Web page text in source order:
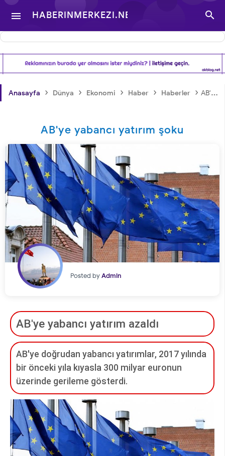
 HABERINMERKEZI.NET
- TÜRKIYE VE DÜNYA
GÜNDEMINDEN

Anasayfa › Dünya › Ekonomi › Haber › Haberler › AB'ye yabancı yatırım şoku
AB'ye yabancı yatırım şoku
Posted byAdmin
AB'ye yabancı yatırım azaldı
AB'ye doğrudan yabancı yatırımlar, 2017 yılında
bir önceki yıla kıyasla 300 milyar euronun
üzerinde gerileme gösterdi.